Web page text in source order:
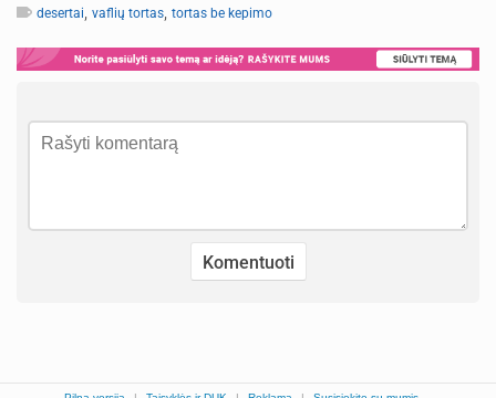
desertai, vaflių tortas, tortas be kepimo